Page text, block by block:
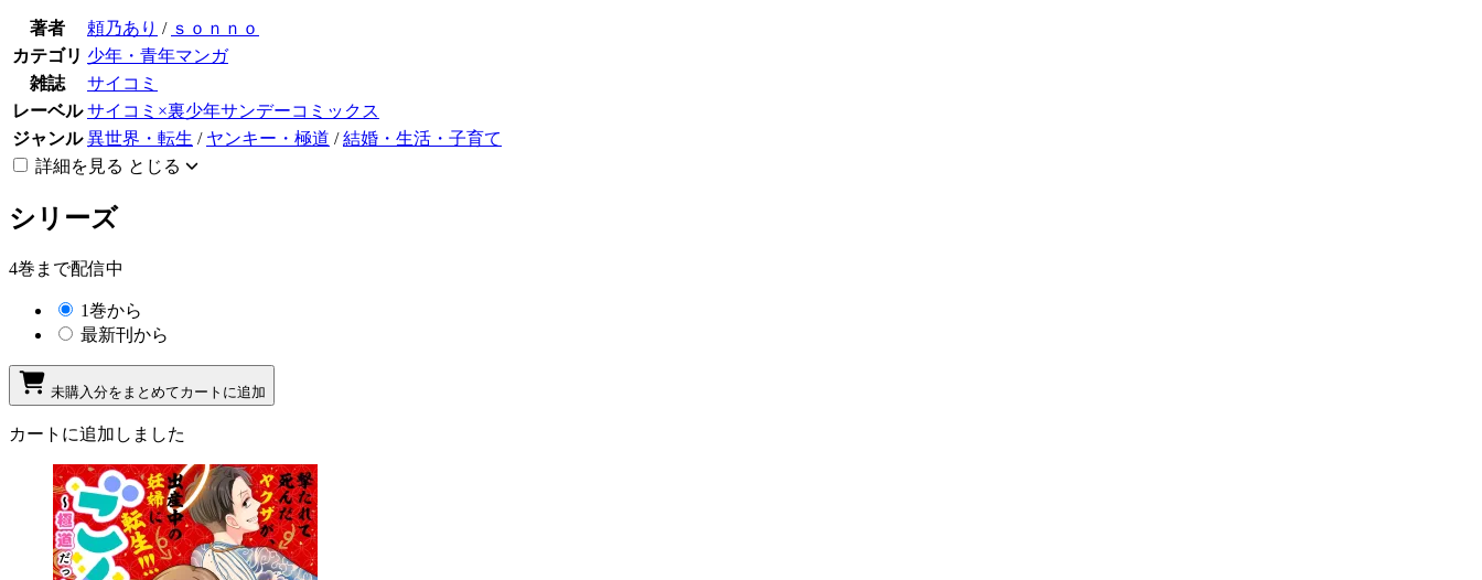
著者 頼乃あり / ｓｏｎｎｏ
カテゴリ 少年・青年マンガ
雑誌
サイコミ
レーベル サイコミ×裏少年サンデーコミックス
ジャンル 異世界・転生 / ヤンキー・極道 /結婚・生活・子育て
詳細を見る とじる
シリーズ
4巻まで配信中
1巻から
最新刊から
未購入分をまとめてカートに追加
カートに追加しました